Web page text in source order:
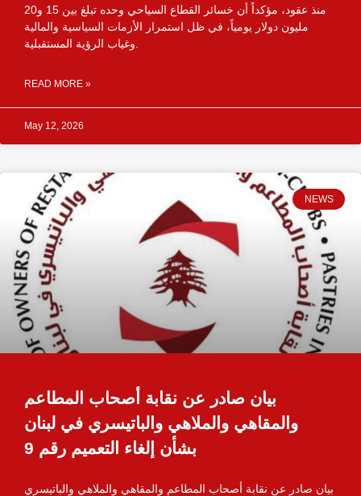
منذ عقود، مؤكداً أن خسائر القطاع السياحي وحده تبلغ بين 15 و20
مليون دولار يومياً، في ظل استمرار الأزمات السياسية والمالية
READ MORE »
May 12, 2026
NEWS
بيان صادر عن نقابة أصحاب المطاعم
والمقاهي والملاهي والباتيسري في لبنان
بشأن إلغاء التعميم رقم 9
بيان صادر عن نقابة أصحاب المطاعم والمقاهي والملاهي والباتيسري